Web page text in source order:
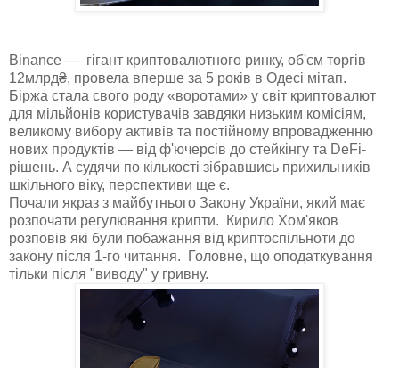
Binance — гігант криптовалютного ринку, об'єм торгів
12млрд₴, провела вперше за 5 років в Одесі мітап.
Біржа стала свого роду «воротами» у світ криптовалют
для мільйонів користувачів завдяки низьким комісіям,
великому вибору активів та постійному впровадженню
нових продуктів — від ф'ючерсів до стейкінгу та DeFi-
рішень. А судячи по кількості зібравшись прихильників
шкільного віку, перспективи ще є.
Почали якраз з майбутнього Закону України, який має
розпочати регулювання крипти. Кирило Хом'яков
розповів які були побажання від криптоспільноти до
закону після 1-го читання. Головне, що оподаткування
тільки після "виводу" у гривну.